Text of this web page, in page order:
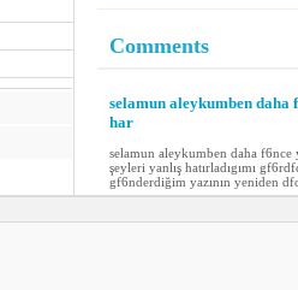
Comments
selamun aleykumben
har
selamun aleykumben daha
şeyleri yanlış hatırladıgımı
gf6nderdiğim yazının yeniden